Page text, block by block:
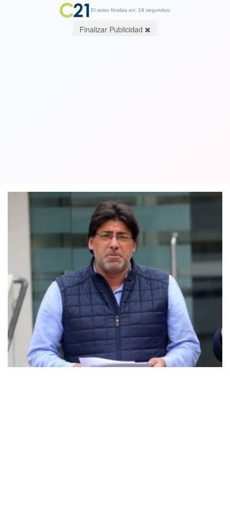
El aviso finaliza en: 19 segundos.
Finalizar Publicidad